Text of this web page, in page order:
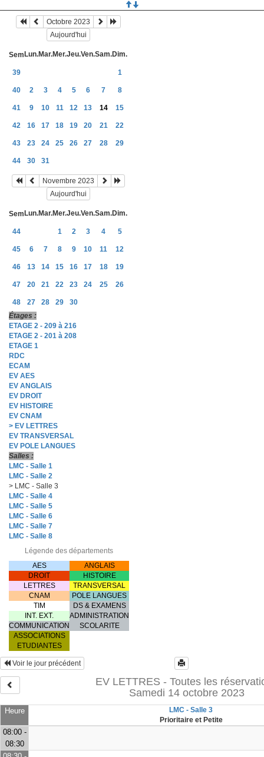
Octobre 2023
Aujourd'hui
Sem Lun.Mar.Mer.Jeu.Ven.Sam.Dim.
39 1
40 2 3 4 5 6 7 8
41 9 10 11 12 13 14 15
42 16 17 18 19 20 21 22
43 23 24 25 26 27 28 29
44 30 31
Novembre 2023
Aujourd'hui
Sem Lun.Mar.Mer.Jeu.Ven.Sam.Dim.
44 1 2 3 4 5
45 6 7 8 9 10 11 12
46 13 14 15 16 17 18 19
47 20 21 22 23 24 25 26
48 27 28 29
30
Étages :
ETAGE 2 - 209 à 216
ETAGE 2 - 201 à 208
ETAGE 1
RDC
ECAM
EV AES
EV ANGLAIS
EV DROIT
EV HISTOIRE
EV CNAM
> EV LETTRES
EV TRANSVERSAL
EV POLE LANGUES
Salles :
LMC - Salle 1
LMC - Salle 2
> LMC - Salle 3
LMC - Salle 4
LMC - Salle 5
LMC - Salle 6
LMC - Salle 7
LMC - Salle 8
Légende des départements
AES
ANGLAIS
DROIT
HISTOIRE
LETTRES
TRANSVERSAL
CNAM
POLE LANGUES
TIM
DS & EXAMENS
INT. EXT.
ADMINISTRATION
COMMUNICATION
SCOLARITE
ASSOCIATIONS
ETUDIANTES
Heure
LMC - Salle 3
Prioritaire et Petite
Voir le jour précédent
EV LETTRES - Toutes les
Samedi 14 octobre 2023
08:00 -
08:30